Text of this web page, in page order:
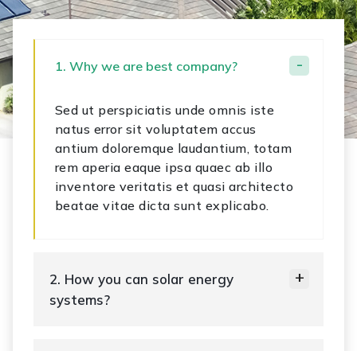
1. Why we are best company?
Sed ut perspiciatis unde omnis iste
natus error sit voluptatem accus
antium doloremque laudantium, totam
rem aperia eaque ipsa quaec ab illo
inventore veritatis et quasi architecto
beatae vitae dicta sunt explicabo.
2. How you can solar energy
systems?